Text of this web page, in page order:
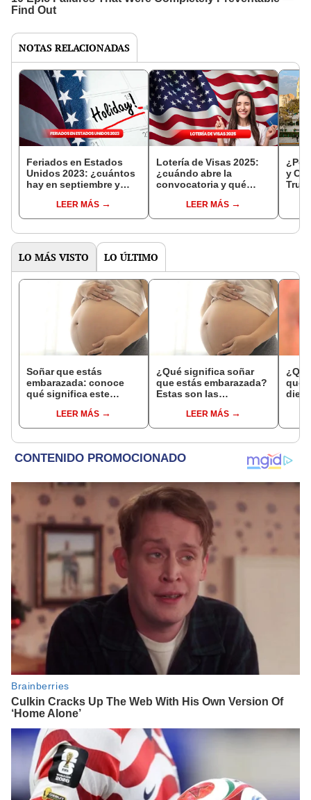
NOTAS RELACIONADAS
Feriados en Estados
Unidos 2023: ¿cuántos
hay en septiembre y
LEER MÁS
Lotería de Visas 2025:
¿cuándo abre la
convocatoria y qué
LEER MÁS
¿Por
y
LO MÁS VISTO LO ÚLTIMO
Soñar que estás
embarazada: conoce
qué significa este
LEER MÁS
¿Qué significa soñar
que estás embarazada?
Estas son las
comunesLEER MÁS
que